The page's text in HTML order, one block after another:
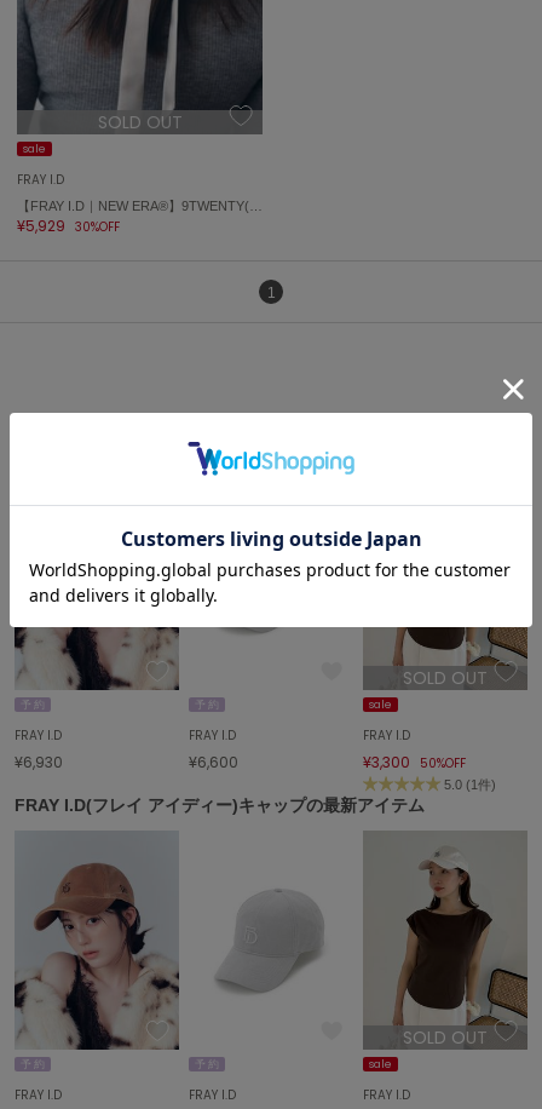
Clarks Premium
クラークス
CODE A
COLE HAAN
emmi atelier
emmi yoga
エミヨガ
ETRÉ TOKYO
ey
FILA
フィラ
FRAY I.D
フレイアイディー
FURFUR
ファーファー
SOLD OUT
sale
FRAY I.D
¥5,929 30%OFF
1
予 約
FRAY I.D
¥6,930
予 約
FRAY I.D
¥6,600
SOLD OUT
sale
FRAY I.D
¥3,300 50%OFF
5.0 (1件)
FRAY I.D(フレイ アイディー)キャップの最新アイテム
予 約
FRAY I.D
予 約
FRAY I.D
SOLD OUT
sale
FRAY I.D